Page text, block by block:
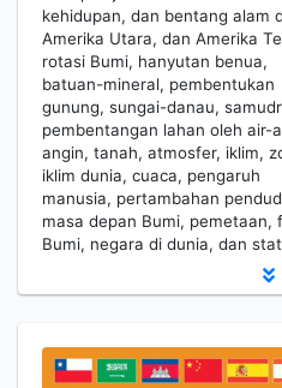
kehidupan, dan bentang alam
Amerika Utara, dan Amerika
rotasi Bumi, hanyutan benua,
batuan-mineral, pembentukan
gunung, sungai-danau,
pembentangan lahan oleh air-
angin, tanah, atmosfer, iklim,
iklim dunia, cuaca, pengaruh
manusia, pertambahan
masa depan Bumi, pemetaan,
Bumi, negara di dunia, dan